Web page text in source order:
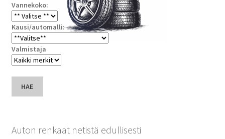
Vannekoko:
Kausi/automalli:
Valmistaja
HAE
Auton renkaat netistä edullisesti